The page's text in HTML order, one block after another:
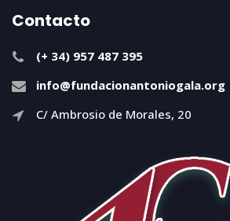
Contacto
(+ 34) 957 487 395
info@fundacionantoniogala.org
C/ Ambrosio de Morales, 20